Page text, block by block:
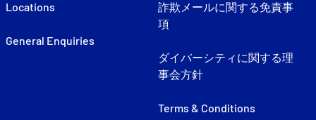
Locations
General Enquiries
詐欺メールに関する免責事
項
ダイバーシティに関する理
事会方針
Terms & Conditions